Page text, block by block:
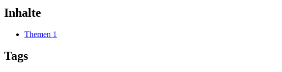
Inhalte
Themen 1
Tags